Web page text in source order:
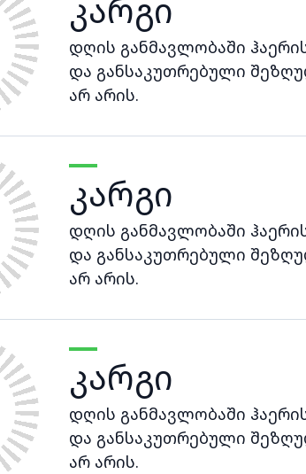
კარგი
დღის განმავლობაში
და განსაკუთრებული
არ არის.
კარგი
დღის განმავლობაში
და განსაკუთრებული
არ არის.
კარგი
დღის განმავლობაში
და განსაკუთრებული
არ არის.